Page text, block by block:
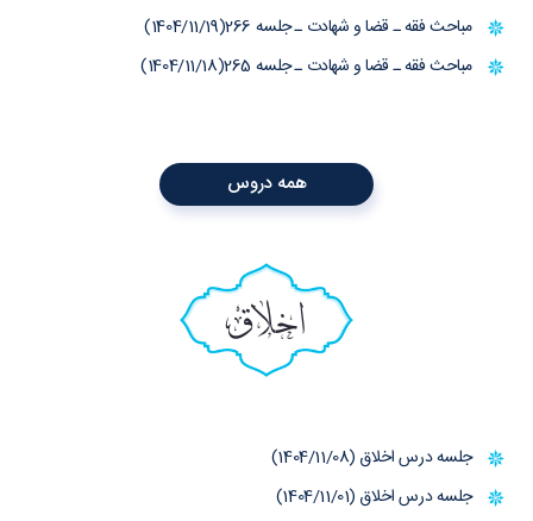
مباحث فقه ـ قضا و شهادت ـ جلسه 266(1404/11/19)
مباحث فقه ـ قضا و شهادت ـ جلسه 265(1404/11/18)
همه دروس
اخلاق
جلسه درس اخلاق (1404/11/08)
جلسه درس اخلاق (1404/11/01)